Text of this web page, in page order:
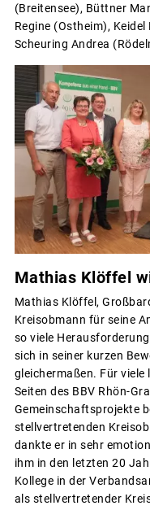
(Breitensee), Büttner
Regine (Ostheim),
Scheuring Andrea
Mathias Klöffel
Mathias Klöffel,
Kreisobmann für seine
so viele
sich in seiner kurzen
gleichermaßen. Für viele
Seiten des BBV Rhön-
Gemeinschaftsprojekte
stellvertretenden
dankte er in sehr
ihm in den letzten 20
Kollege in der
als stellvertretender